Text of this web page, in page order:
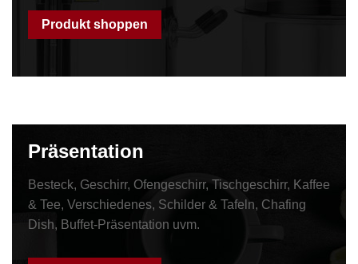
Produkt shoppen
Präsentation
Besteck, Geschirr, Ofengeschirr, Tischgeschirr, Kaffee
& Tee, Verschiedenes, Schilder & Tafeln, Chafing
Dish, Buffet-Präsentation uvm.